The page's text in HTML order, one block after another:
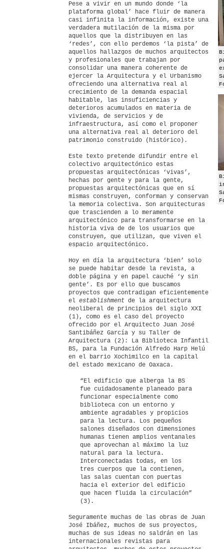
Pese a vivir en un mundo donde ‘la
plataforma global’ hace fluir de manera
casi infinita la información, existe una
verdadera mutilación de la misma por
aquellos que la distribuyen en las
‘redes’, con ello perdemos ‘la pista’ de
aquellos hallazgos de muchos arquitectos
y profesionales que trabajan por
consolidar una manera coherente de
ejercer la Arquitectura y el Urbanismo
ofreciendo una alternativa real al
crecimiento de la demanda espacial
habitable, las insuficiencias y
deterioros acumulados en materia de
vivienda, de servicios y de
infraestructura, así como el proponer
una alternativa real al deterioro del
patrimonio construido (histórico).
Este texto pretende difundir entre el
colectivo arquitectónico estas
propuestas arquitectónicas ‘vivas’,
hechas por gente y para la gente,
propuestas arquitectónicas que en sí
mismas construyen, conforman y conservan
la memoria colectiva. Son arquitecturas
que trascienden a lo meramente
arquitectónico para transformarse en la
historia viva de de los usuarios que
construyen, que utilizan, que viven el
espacio arquitectónico.
Hoy en día la arquitectura ‘bien’ solo
se puede habitar desde la revista, a
doble página y en papel cauché ‘y sin
gente’. Es por ello que buscamos
proyectos que contradigan eficientemente
el establishment de la arquitectura
neoliberal de principios del siglo XXI
(1), como es el caso del proyecto
ofrecido por el Arquitecto Juan José
Santibáñez García y su Taller de
Arquitectura (2): La Biblioteca Infantil
BS, para la Fundación Alfredo Harp Helú
en el barrio Xochimilco en la capital
del estado mexicano de Oaxaca.
“El edificio que alberga la BS
fue cuidadosamente planeado para
funcionar especialmente como
biblioteca con un entorno y
ambiente agradables y propicios
para la lectura. Los pequeños
salones diseñados con dimensiones
humanas tienen amplios ventanales
que aprovechan al máximo la luz
natural para la lectura.
Interconectadas todas, en los
tres cuerpos que la contienen,
las salas cuentan con puertas
hacia el exterior del edificio
que hacen fluida la circulación”
(3).
Seguramente muchas de las obras de Juan
José Ibáñez, muchos de sus proyectos,
muchas de sus ideas no saldrán en las
internacionales revistas para